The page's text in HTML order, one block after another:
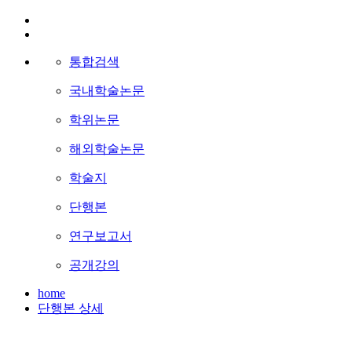
통합검색
국내학술논문
학위논문
해외학술논문
학술지
단행본
연구보고서
공개강의
home
단행본 상세